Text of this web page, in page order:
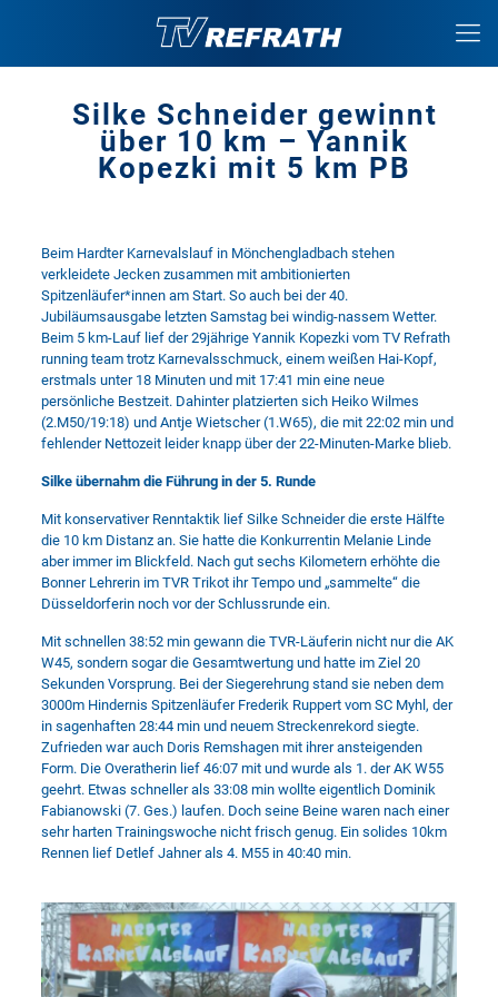
Silke Schneider gewinnt
über 10 km – Yannik
Kopezki mit 5 km PB
Beim Hardter Karnevalslauf in Mönchengladbach stehen
verkleidete Jecken zusammen mit ambitionierten
Spitzenläufer*innen am Start. So auch bei der 40.
Jubiläumsausgabe letzten Samstag bei windig-nassem Wetter.
Beim 5 km-Lauf lief der 29jährige Yannik Kopezki vom TV Refrath
running team trotz Karnevalsschmuck, einem weißen Hai-Kopf,
erstmals unter 18 Minuten und mit 17:41 min eine neue
persönliche Bestzeit. Dahinter platzierten sich Heiko Wilmes
(2.M50/19:18) und Antje Wietscher (1.W65), die mit 22:02 min und
fehlender Nettozeit leider knapp über der 22-Minuten-Marke blieb.
Silke übernahm die Führung in der 5. Runde
Mit konservativer Renntaktik lief Silke Schneider die erste Hälfte
die 10 km Distanz an. Sie hatte die Konkurrentin Melanie Linde
aber immer im Blickfeld. Nach gut sechs Kilometern erhöhte die
Bonner Lehrerin im TVR Trikot ihr Tempo und „sammelte“ die
Düsseldorferin noch vor der Schlussrunde ein.
Mit schnellen 38:52 min gewann die TVR-Läuferin nicht nur die AK
W45, sondern sogar die Gesamtwertung und hatte im Ziel 20
Sekunden Vorsprung. Bei der Siegerehrung stand sie neben dem
3000m Hindernis Spitzenläufer Frederik Ruppert vom SC Myhl, der
in sagenhaften 28:44 min und neuem Streckenrekord siegte.
Zufrieden war auch Doris Remshagen mit ihrer ansteigenden
Form. Die Overatherin lief 46:07 mit und wurde als 1. der AK W55
geehrt. Etwas schneller als 33:08 min wollte eigentlich Dominik
Fabianowski (7. Ges.) laufen. Doch seine Beine waren nach einer
sehr harten Trainingswoche nicht frisch genug. Ein solides 10km
Rennen lief Detlef Jahner als 4. M55 in 40:40 min.